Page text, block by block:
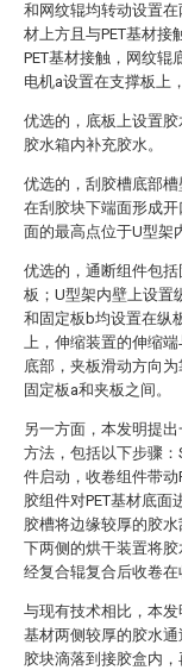
和网纹辊均转动设置
材上方且与PET基材接
PET基材接触，网纹辊
电机a设置在支撑板上
优选的，底板上设置
胶水箱内补充胶水。
优选的，刮胶槽底部
在刮胶块下端面形成
面的最高点位于U型架
优选的，通断组件包
板；U型架内壁上设置
和固定板b均设置在纵
上，伸缩装置的伸缩
底部，夹板滑动方向
固定板a和夹板之间。
另一方面，本发明提
方法，包括以下步骤
件启动，收卷组件带
胶组件对PET基材底面
胶槽将边缘较厚的胶
下两侧的烘干装置将
经复合辊复合后收卷在
与现有技术相比，本
基材两侧较厚的胶水
胶块滴落到接胶盒内